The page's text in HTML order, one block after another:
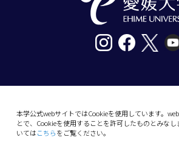
本学公式webサイトではCookieを使用しています。
とで、Cookieを使用することを許可したものとみな
いてはこちらをご覧ください。
10-13 Dogo-Himata, Matsuyama,